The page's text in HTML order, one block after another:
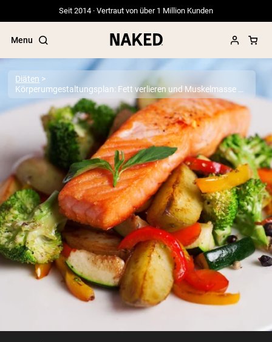
Seit 2014 · Vertraut von über 1 Million Kunden
Menu
Beliebte Suchbegriffe
”Protein Powder“
”Overnight Oats“
”Vegan protein“
”Collagen“
”Micellar Casein“
Diäten